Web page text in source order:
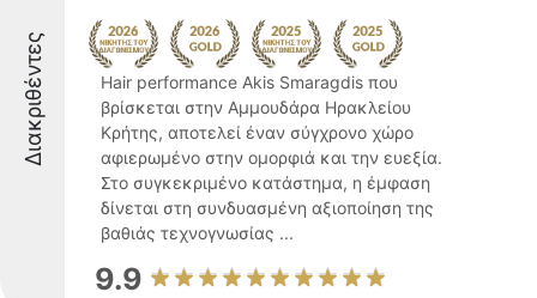
Διακριθέντες
Hair performance Akis Smaragdis που
βρίσκεται στην Αμμουδάρα Ηρακλείου
Κρήτης, αποτελεί έναν σύγχρονο χώρο
αφιερωμένο στην ομορφιά και την ευεξία.
Στο συγκεκριμένο κατάστημα, η έμφαση
δίνεται στη συνδυασμένη αξιοποίηση της
βαθιάς τεχνογνωσίας ...
9.9